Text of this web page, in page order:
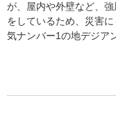
が、屋内や外壁など、
をしているため、災害
気ナンバー1の地デジア